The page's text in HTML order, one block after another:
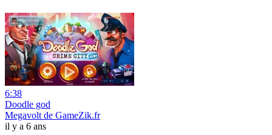
6:38
Doodle god
Megavolt de GameZik.fr
il y a 6 ans